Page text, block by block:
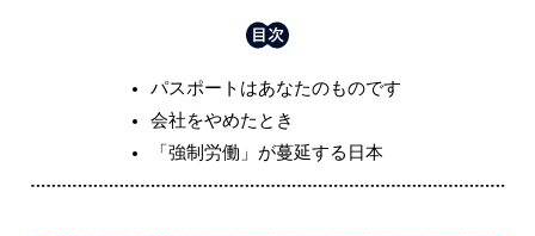
パスポートはあなたのものです
会社をやめたとき
「強制労働」が蔓延する日本